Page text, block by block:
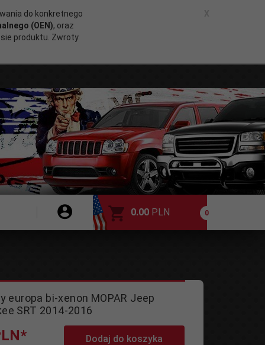
do konkretnego
(OEN), oraz
produktu. Zwroty
0.00PLN 0
europa bi-xenon MOPAR Jeep
SRT 2014-2016
Dodaj do koszyka